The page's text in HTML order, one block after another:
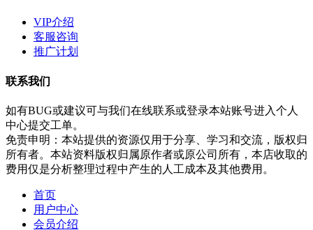
VIP介绍
客服咨询
推广计划
联系我们
如有BUG或建议可与我们在线联系或登录本站账号进入个人
中心提交工单。
免责申明：本站提供的资源仅用于分享、学习和交流，版权归
所有者。本站资料版权归属原作者或原公司所有，本店收取的
费用仅是分析整理过程中产生的人工成本及其他费用。
首页
用户中心
会员介绍